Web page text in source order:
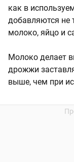
как в
добавляются не
молоко, яйцо и
Молоко делает
дрожжи
выше, чем при